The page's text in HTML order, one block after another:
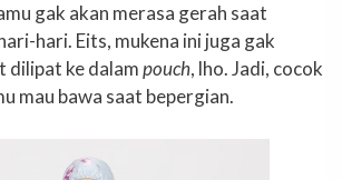
gak akan merasa gerah saat
hari. Eits, mukena ini juga gak
dilipat ke dalampouch, lho. Jadi, cocok
mau bawa saat bepergian.